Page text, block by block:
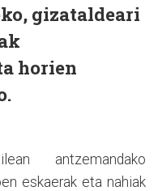
gizataldeari
horien
antzemandako
eskaerak eta nahiak